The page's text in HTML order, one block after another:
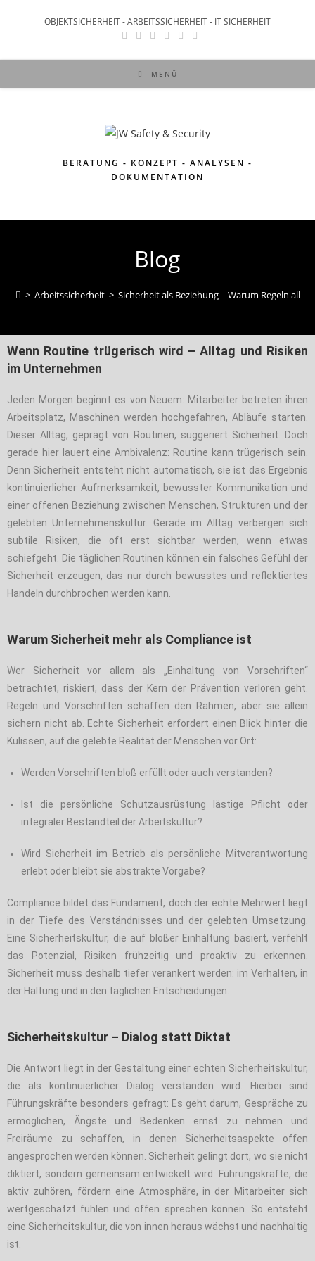
OBJEKTSICHERHEIT - ARBEITSSICHERHEIT - IT SICHERHEIT
MENÜ
BERATUNG - KONZEPT - ANALYSEN -
DOKUMENTATION
Blog
> Arbeitssicherheit > Sicherheit als Beziehung – Warum Regeln
Wenn Routine trügerisch wird – Alltag und Risiken
im Unternehmen
Jeden Morgen beginnt es von Neuem: Mitarbeiter betreten ihren
Arbeitsplatz, Maschinen werden hochgefahren, Abläufe starten.
Dieser Alltag, geprägt von Routinen, suggeriert Sicherheit. Doch
gerade hier lauert eine Ambivalenz: Routine kann trügerisch sein.
Denn Sicherheit entsteht nicht automatisch, sie ist das Ergebnis
kontinuierlicher Aufmerksamkeit, bewusster Kommunikation und
einer offenen Beziehung zwischen Menschen, Strukturen und der
gelebten Unternehmenskultur. Gerade im Alltag verbergen sich
subtile Risiken, die oft erst sichtbar werden, wenn etwas
schiefgeht. Die täglichen Routinen können ein falsches Gefühl der
Sicherheit erzeugen, das nur durch bewusstes und reflektiertes
Handeln durchbrochen werden kann.
Warum Sicherheit mehr als Compliance ist
Wer Sicherheit vor allem als „Einhaltung von Vorschriften“
betrachtet, riskiert, dass der Kern der Prävention verloren geht.
Regeln und Vorschriften schaffen den Rahmen, aber sie allein
sichern nicht ab. Echte Sicherheit erfordert einen Blick hinter die
Kulissen, auf die gelebte Realität der Menschen vor Ort:
Werden Vorschriften bloß erfüllt oder auch verstanden?
Ist die persönliche Schutzausrüstung lästige Pflicht oder
integraler Bestandteil der Arbeitskultur?
Wird Sicherheit im Betrieb als persönliche Mitverantwortung
erlebt oder bleibt sie abstrakte Vorgabe?
Compliance bildet das Fundament, doch der echte Mehrwert liegt
in der Tiefe des Verständnisses und der gelebten Umsetzung.
Eine Sicherheitskultur, die auf bloßer Einhaltung basiert, verfehlt
das Potenzial, Risiken frühzeitig und proaktiv zu erkennen.
Sicherheit muss deshalb tiefer verankert werden: im Verhalten, in
der Haltung und in den täglichen Entscheidungen.
Sicherheitskultur – Dialog statt Diktat
Die Antwort liegt in der Gestaltung einer echten Sicherheitskultur,
die als kontinuierlicher Dialog verstanden wird. Hierbei sind
Führungskräfte besonders gefragt: Es geht darum, Gespräche zu
ermöglichen, Ängste und Bedenken ernst zu nehmen und
Freiräume zu schaffen, in denen Sicherheitsaspekte offen
angesprochen werden können. Sicherheit gelingt dort, wo sie nicht
diktiert, sondern gemeinsam entwickelt wird. Führungskräfte, die
aktiv zuhören, fördern eine Atmosphäre, in der Mitarbeiter sich
wertgeschätzt fühlen und offen sprechen können. So entsteht
eine Sicherheitskultur, die von innen heraus wächst und nachhaltig
ist.